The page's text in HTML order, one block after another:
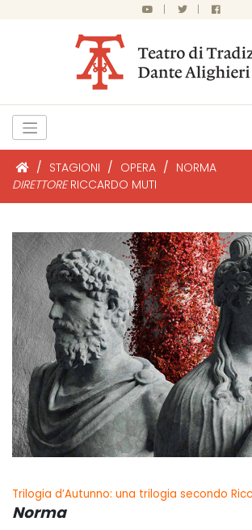
| |
/ STAGIONI / OPERA / NORMA
DIRETTORERICCARDO MUTI
Trilogia d’Autunno: una trilogia secondo
Norma